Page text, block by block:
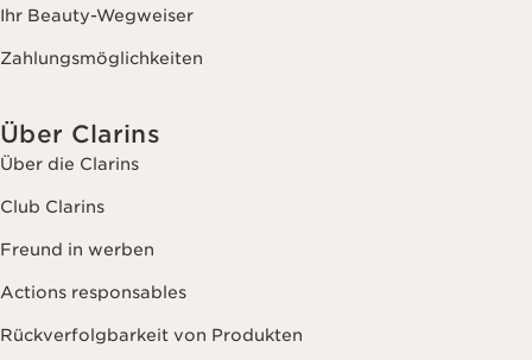
Ihr Beauty-Wegweiser
Zahlungsmöglichkeiten
Über Clarins
Über die Clarins
Club Clarins
Freund in werben
Actions responsables
Rückverfolgbarkeit von Produkten